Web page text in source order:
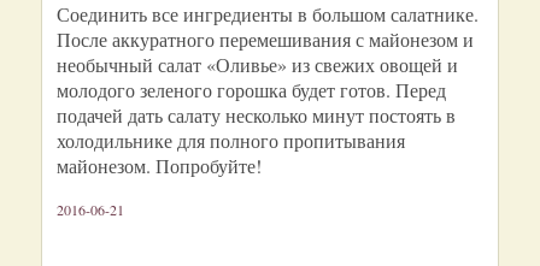
Соединить все ингредиенты в большом салатнике.
После аккуратного перемешивания с майонезом и
необычный салат «Оливье» из свежих овощей и
молодого зеленого горошка будет готов. Перед
подачей дать салату несколько минут постоять в
холодильнике для полного пропитывания
майонезом. Попробуйте!
2016-06-21